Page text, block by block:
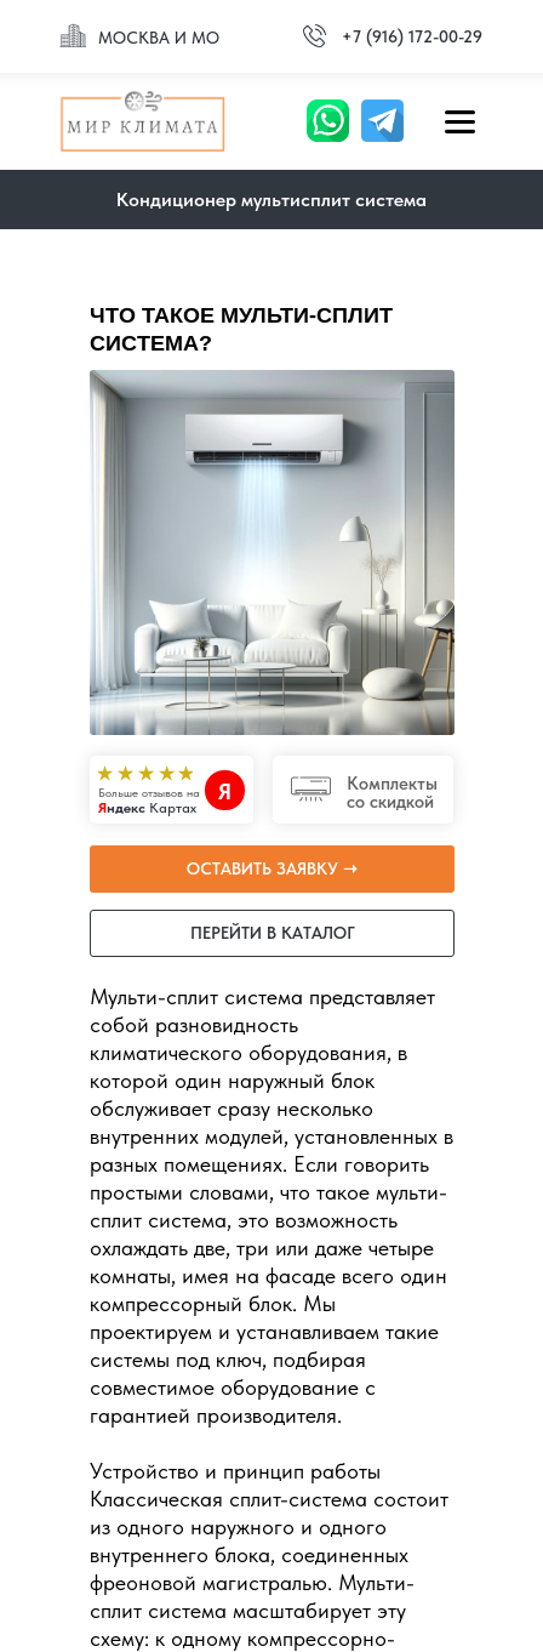
МОСКВА И МО +7 (916) 172-00-29
Кондиционер мультисплит система
Больше отзывов на
Яндекс Картах
Я
ЧТО ТАКОЕ МУЛЬТИ-СПЛИТ
СИСТЕМА?
Мульти-сплит система представляет
собой разновидность
климатического оборудования, в
которой один наружный блок
обслуживает сразу несколько
внутренних модулей, установленных в
разных помещениях. Если говорить
простыми словами, что такое мульти-
сплит система, это возможность
охлаждать две, три или даже четыре
комнаты, имея на фасаде всего один
компрессорный блок. Мы
проектируем и устанавливаем такие
системы под ключ, подбирая
совместимое оборудование с
гарантией производителя.
Устройство и принцип работы
Классическая сплит-система состоит
из одного наружного и одного
внутреннего блока, соединенных
фреоновой магистралью. Мульти-
сплит система масштабирует эту
схему: к одному компрессорно-
ОСТАВИТЬ ЗАЯВКУ ➝
ПЕРЕЙТИ В КАТАЛОГ
Комплекты
со скидкой